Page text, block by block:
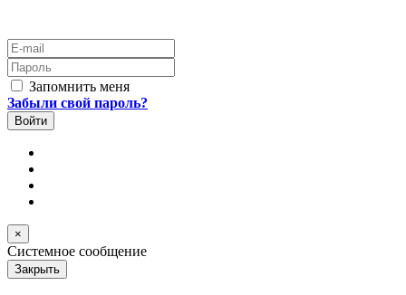
E-mail
Пароль
Запомнить меня
Забыли свой пароль?
×
Системное сообщение
Закрыть